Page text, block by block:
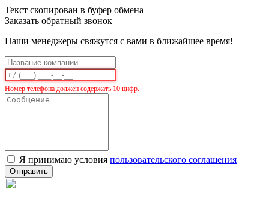
Текст скопирован в буфер обмена
Заказать обратный звонок
Наши менеджеры свяжутся с вами в ближайшее время!
Номер телефона должен содержать 10 цифр.
Я принимаю условия пользовательского соглашения
Отправить